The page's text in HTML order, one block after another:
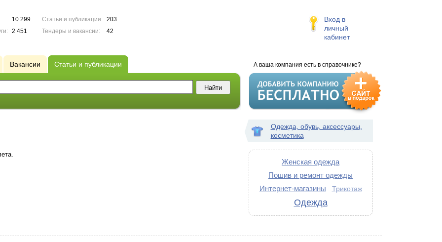
10 299
2 451
Статьи и публикации:
203
Тендеры и вакансии:
42
Вход в
личный
кабинет
А ваша компания есть в справочнике?
Вакансии Статьи и публикации
Одежда, обувь, аксессуары,
косметика
Женская одежда
Пошив и ремонт одежды
Интернет-магазины
Трикотаж
Одежда